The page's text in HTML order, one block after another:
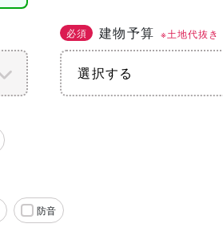
必須 建物予算 ※土地代抜き
防音